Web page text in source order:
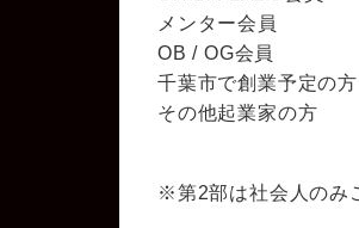
メンター会員
OB / OG会員
千葉市で創業予定の方
その他起業家の方
※第2部は社会人のみ